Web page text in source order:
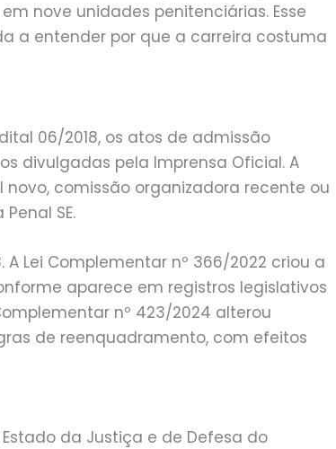
nove unidades penitenciárias. Esse
a entender por que a carreira costuma
06/2018, os atos de admissão
divulgadas pela Imprensa Oficial. A
comissão organizadora recente ou
SE.
Lei Complementar nº 366/2022 criou a
aparece em registros legislativos
nº 423/2024 alterou
de reenquadramento, com efeitos
da Justiça e de Defesa do